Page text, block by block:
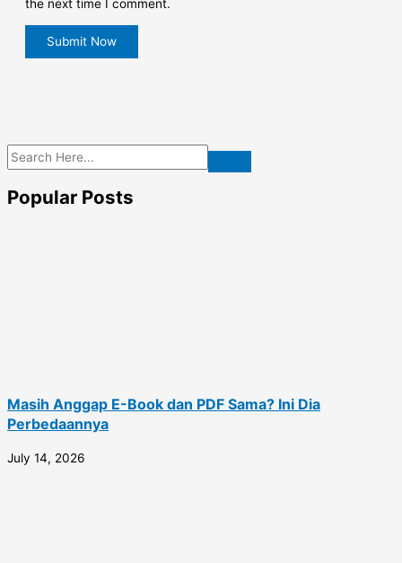
the next time I comment.
Popular Posts
Masih Anggap E-Book dan PDF Sama? Ini Dia
Perbedaannya
July 14, 2026